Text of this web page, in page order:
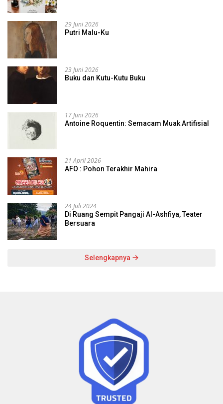
29 Juni 2026
Putri Malu-Ku
23 Juni 2026
Buku dan Kutu-Kutu Buku
17 Juni 2026
Antoine Roquentin: Semacam Muak Artifisial
21 April 2026
AFO : Pohon Terakhir Mahira
24 Juli 2024
Di Ruang Sempit Pangaji Al-Ashfiya, Teater
Bersuara
Selengkapnya